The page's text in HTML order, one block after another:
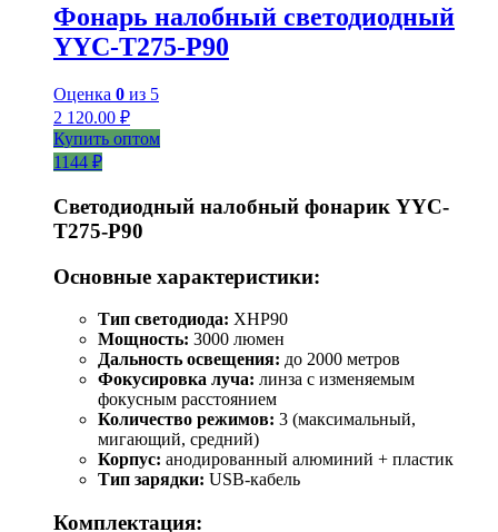
Фонарь налобный светодиодный
YYC-T275-P90
Оценка 0 из 5
2 120.00 ₽
Купить оптом
1144 ₽
Светодиодный налобный фонарик YYC-
T275-P90
Основные характеристики:
Тип светодиода: XHP90
Мощность: 3000 люмен
Дальность освещения: до 2000 метров
Фокусировка луча: линза с изменяемым
фокусным расстоянием
Количество режимов: 3 (максимальный,
мигающий, средний)
Корпус: анодированный алюминий + пластик
Тип зарядки: USB-кабель
Комплектация: